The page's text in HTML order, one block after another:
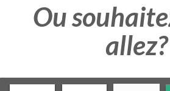
Ou
allez?